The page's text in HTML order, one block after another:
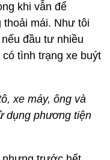
khi vẫn để
thoải mái. Như tôi
đầu tư nhiều
tình trạng xe buýt
xe máy, ông và
dụng phương tiện